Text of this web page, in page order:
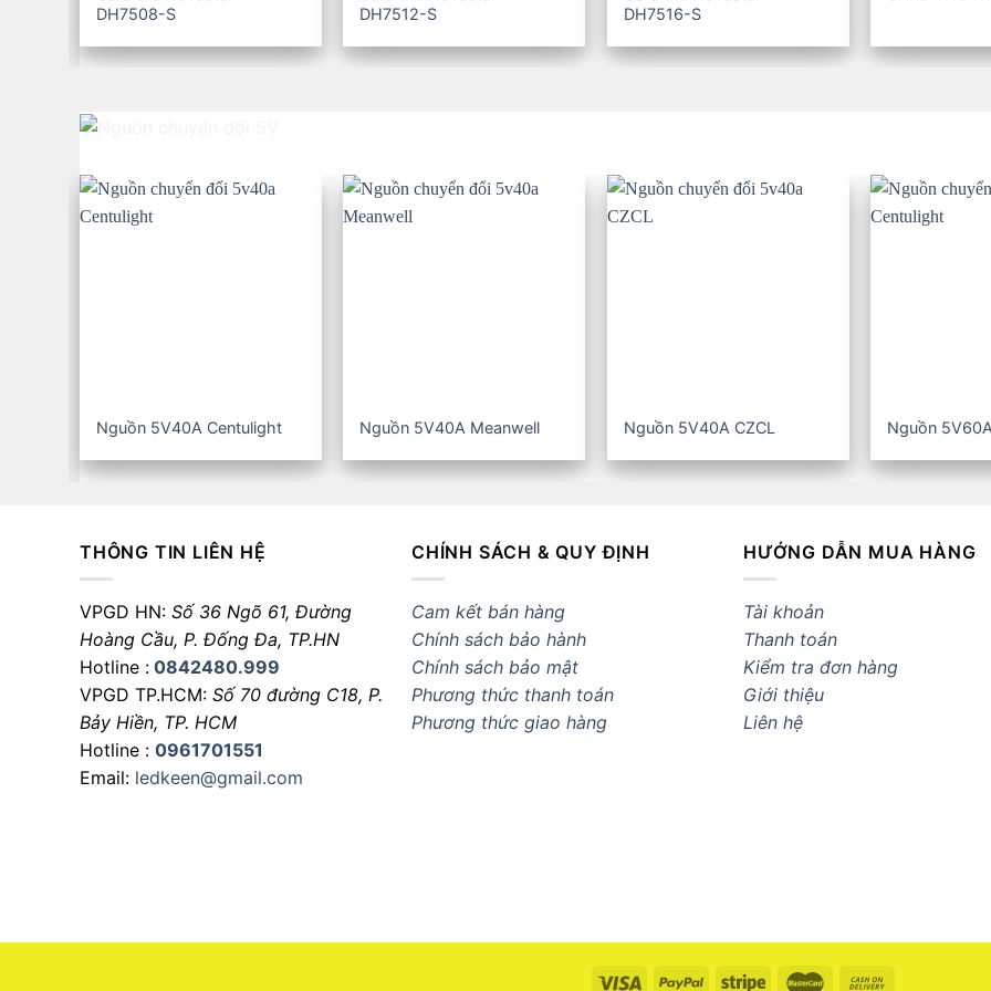
DH7508-S
DH7512-S
DH7516-S
Nguồn 5V40A Centulight Nguồn 5V40A Meanwell Nguồn 5V40A CZCL Nguồn
THÔNG TIN LIÊN HỆ
VPGD HN: Số 36 Ngõ 61, Đường
Hoàng Cầu, P. Đống Đa, TP.HN
Hotline : 0842480.999
VPGD TP.HCM: Số 70 đường C18, P.
Bảy Hiền, TP. HCM
Hotline : 0961701551
Email: ledkeen@gmail.com
CHÍNH SÁCH & QUY ĐỊNH
Cam kết bán hàng
Chính sách bảo hành
Chính sách bảo mật
Phương thức thanh toán
Phương thức giao hàng
HƯỚNG DẪN MUA HÀNG
Tài khoản
Thanh toán
Kiểm tra đơn hàng
Giới thiệu
Liên hệ